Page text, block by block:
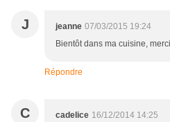
J jeanne 07/03/2015 19:24
Bientôt dans ma cuisine, merci
Répondre
C cadelice 16/12/2014 14:25